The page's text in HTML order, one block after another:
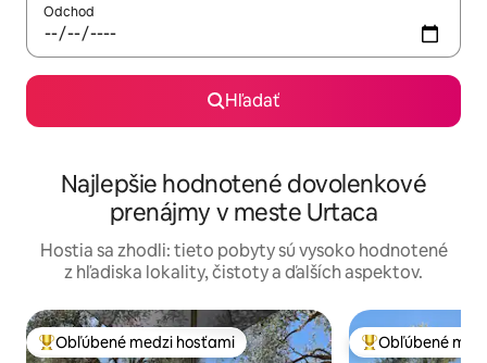
Odchod
Hľadať
Najlepšie hodnotené dovolenkové
prenájmy v meste Urtaca
Hostia sa zhodli: tieto pobyty sú vysoko hodnotené
z hľadiska lokality, čistoty a ďalších aspektov.
Najobľúbenejšie medzi hosťami
Obľúbené medzi hosťami Najobľúbenejšie
Obľúbené